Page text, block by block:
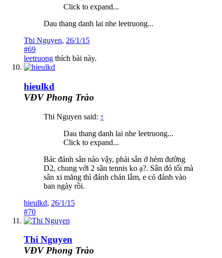
Click to expand...
Dau thang danh lai nhe leetruong...
Thi Nguyen, 26/1/15
#69
leetruong thích bài này.
hieulkd
VĐV Phong Trào
Thi Nguyen said: ↑
Dau thang danh lai nhe leetruong...
Click to expand...
Bác đánh sân nào vậy, phải sân ở hẻm đường
D2, chung với 2 sân tennis ko ạ?. Sân đó tối mà
sân xi măng thì đánh chán lắm, e có đánh vào
ban ngày rồi.
hieulkd, 26/1/15
#70
Thi Nguyen
VĐV Phong Trào